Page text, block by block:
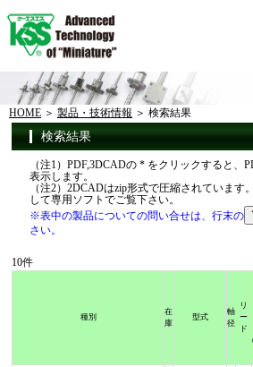
HOME 製品・技術情報 検索結果
検索結果
（注1）PDF,3DCADの * をクリックすると、
表示します。
（注2）2DCADはzip形式で圧縮されています
して専用ソフトでご覧下さい。
※表中の製品についての問い合せは、行末の
さい。
10件
種別
在
庫
型式
軸
径
リ
ー
ド